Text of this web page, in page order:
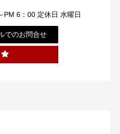
PM 6：00 定休日 水曜日
でのお問合せ